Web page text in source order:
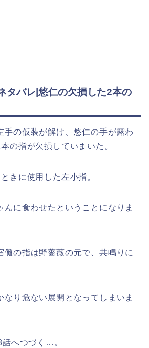
タバレ|悠仁の欠損した2本の
手の仮装が解け、悠仁の手が露わ
の指が欠損していまいた。
きに使用した左小指。
んに食わせたということになりま
儺の指は野薔薇の元で、共鳴りに
なり危ない展開となってしまいま
へつづく…。